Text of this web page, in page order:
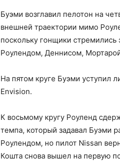
Буэми возглавил пелотон на
внешней траектории мимо
поскольку гонщики
Роулендом, Деннисом,
На пятом круге Буэми уступил
Envision.
К восьмому кругу Роуленд
темпа, который задавал Буэми
Роулендом, но пилот Nissan
Кошта снова вышел на первую